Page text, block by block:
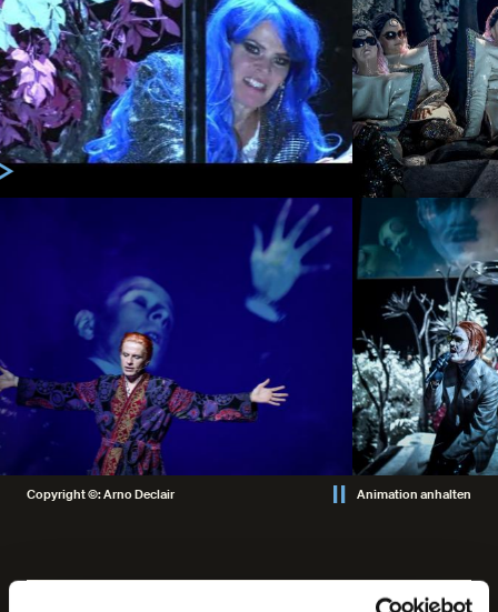
Copyright ©: Arno Declair Animation anhalten